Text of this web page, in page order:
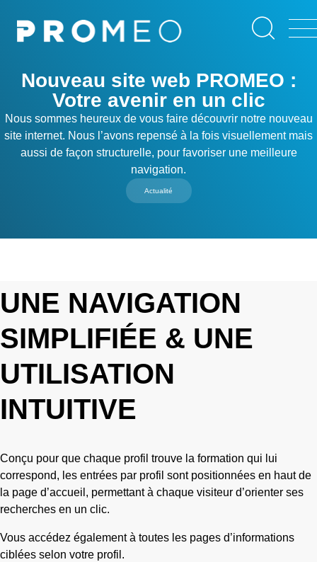
contenu
Actualité
Nouveau site web PROMEO :
Votre avenir en un clic
Nous sommes heureux de vous faire découvrir notre nouveau
site internet. Nous l’avons repensé à la fois visuellement mais
aussi de façon structurelle, pour favoriser une meilleure
navigation.
UNE NAVIGATION
SIMPLIFIÉE & UNE
UTILISATION
INTUITIVE
Conçu pour que chaque profil trouve la formation qui lui
correspond, les entrées par profil sont positionnées en haut de
la page d’accueil, permettant à chaque visiteur d’orienter ses
recherches en un clic.
Vous accédez également à toutes les pages d’informations
ciblées selon votre profil.